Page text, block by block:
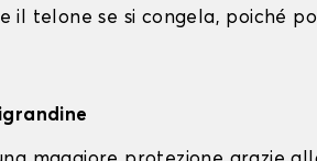
il telone se si congela, poiché